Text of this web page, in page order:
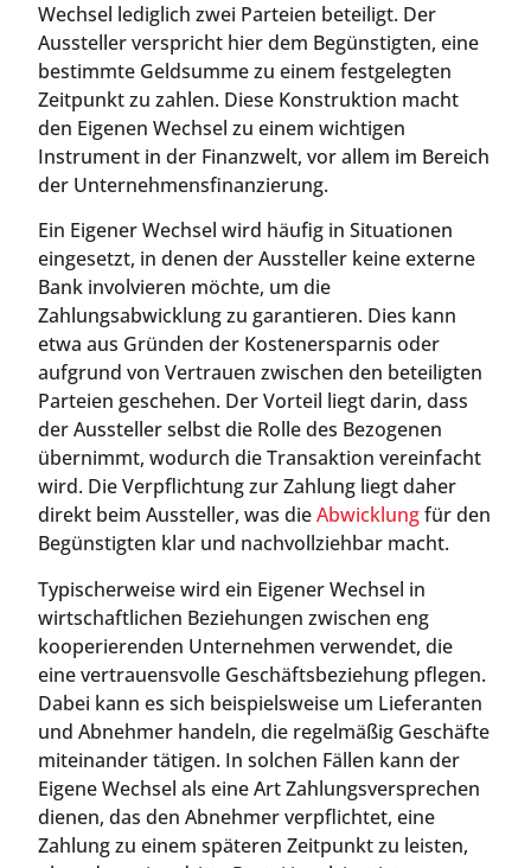
Wechsel lediglich zwei Parteien beteiligt. Der
Aussteller verspricht hier dem Begünstigten, eine
bestimmte Geldsumme zu einem festgelegten
Zeitpunkt zu zahlen. Diese Konstruktion macht
den Eigenen Wechsel zu einem wichtigen
Instrument in der Finanzwelt, vor allem im Bereich
der Unternehmensfinanzierung.
Ein Eigener Wechsel wird häufig in Situationen
eingesetzt, in denen der Aussteller keine externe
Bank involvieren möchte, um die
Zahlungsabwicklung zu garantieren. Dies kann
etwa aus Gründen der Kostenersparnis oder
aufgrund von Vertrauen zwischen den beteiligten
Parteien geschehen. Der Vorteil liegt darin, dass
der Aussteller selbst die Rolle des Bezogenen
übernimmt, wodurch die Transaktion vereinfacht
wird. Die Verpflichtung zur Zahlung liegt daher
direkt beim Aussteller, was dieAbwicklungfür den
Begünstigten klar und nachvollziehbar macht.
Typischerweise wird ein Eigener Wechsel in
wirtschaftlichen Beziehungen zwischen eng
kooperierenden Unternehmen verwendet, die
eine vertrauensvolle Geschäftsbeziehung pflegen.
Dabei kann es sich beispielsweise um Lieferanten
und Abnehmer handeln, die regelmäßig Geschäfte
miteinander tätigen. In solchen Fällen kann der
Eigene Wechsel als eine Art Zahlungsversprechen
dienen, das den Abnehmer verpflichtet, eine
Zahlung zu einem späteren Zeitpunkt zu leisten,